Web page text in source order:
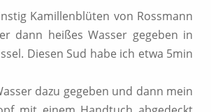
Kamillenblüten von Rossmann
dann heißes Wasser gegeben in
Diesen Sud habe ich etwa 5min
dazu gegeben und dann mein